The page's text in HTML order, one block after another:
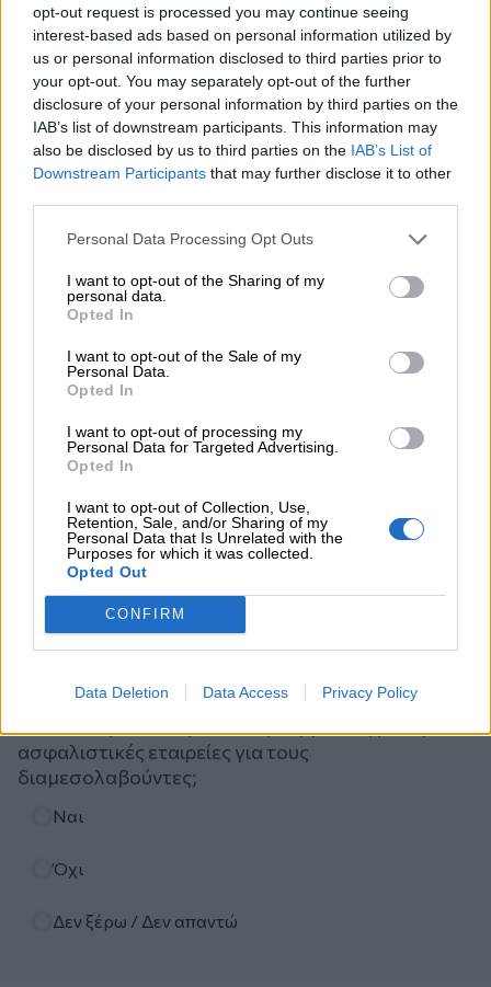
opt-out request is processed you may continue seeing
interest-based ads based on personal information utilized by
us or personal information disclosed to third parties prior to
your opt-out. You may separately opt-out of the further
disclosure of your personal information by third parties on the
IAB’s list of downstream participants. This information may
also be disclosed by us to third parties on the IAB’s List of
Downstream Participants that may further disclose it to other
Personal Data Processing Opt Outs
I want to opt-out of the Sharing of my
personal data.
Opted In
I want to opt-out of the Sale of my
Personal Data.
Opted In
I want to opt-out of processing my
Personal Data for Targeted Advertising.
Opted In
I want to opt-out of Collection, Use,
Retention, Sale, and/or Sharing of my
Personal Data that Is Unrelated with the
Purposes for which it was collected.
Opted Out
CONFIRM
Data Deletion Data Access Privacy Policy
05.08.2026
Αντώνης Βουκλαρής - «ΕΡΡΙΚΟΣ ΝΤΥΝΑΝ»
05.08.2026
Η νέα εποχή στην εκπαίδευση των ασφαλιστικών
διαμεσολαβητών
ΠΕΡΙΣΣΟΤΕΡΑ
Ψηφοφορία
ΕΣΑΠΕ (ΠΣΣΑΣ)-ΣΕΜΑ-ΠΟΑΔ, διεκδικούν με
ασφαλιστικές εταιρείες για τους
διαμεσολαβούντες;
Ναι
Όχι
Δεν ξέρω / Δεν απαντώ